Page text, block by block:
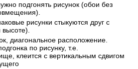
подгонять рисунок (обои без
рисунки стыкуются друг с
высоте).
диагональное расположение.
по рисунку, т.е.
клеится с вертикальным сдвигом